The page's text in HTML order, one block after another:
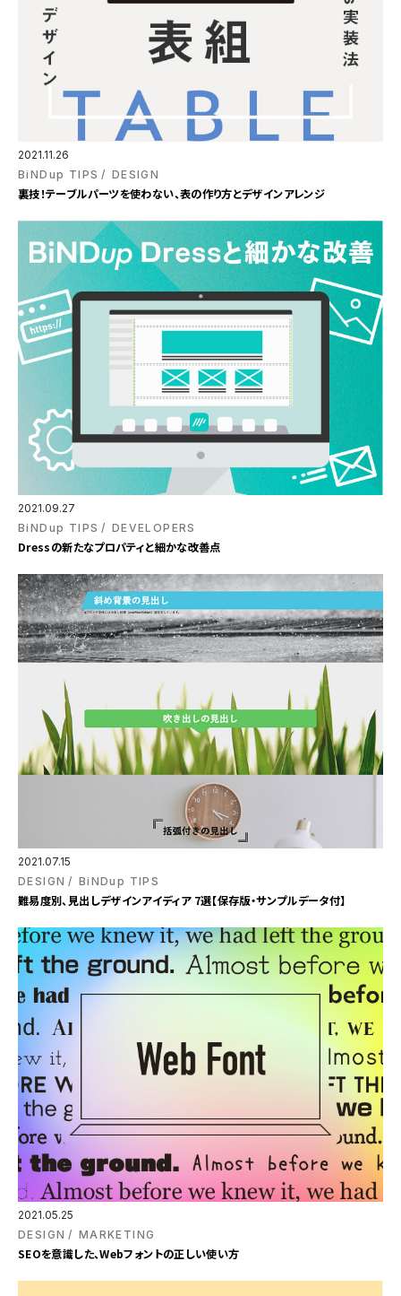
2021.11.26
BiNDup TIPS
DESIGN
裏技！テーブルパーツを使わない、表の作り方とデザインアレンジ
2021.09.27
BiNDup TIPS
DEVELOPERS
Dressの新たなプロパティと細かな改善点
2021.07.15
DESIGN
BiNDup TIPS
難易度別、見出しデザインアイディア 7選【保存版・サンプルデータ付】
2021.05.25
DESIGN
MARKETING
SEOを意識した、Webフォントの正しい使い方